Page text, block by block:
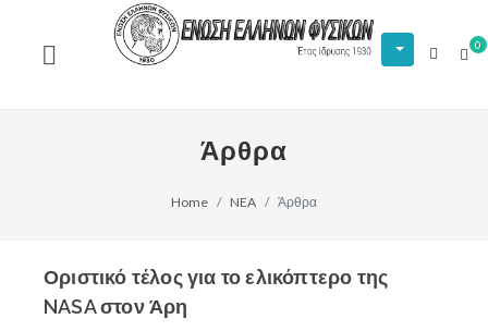
0
Άρθρα
Home NEA Άρθρα
Οριστικό τέλος για το ελικόπτερο της
NASA στον Άρη